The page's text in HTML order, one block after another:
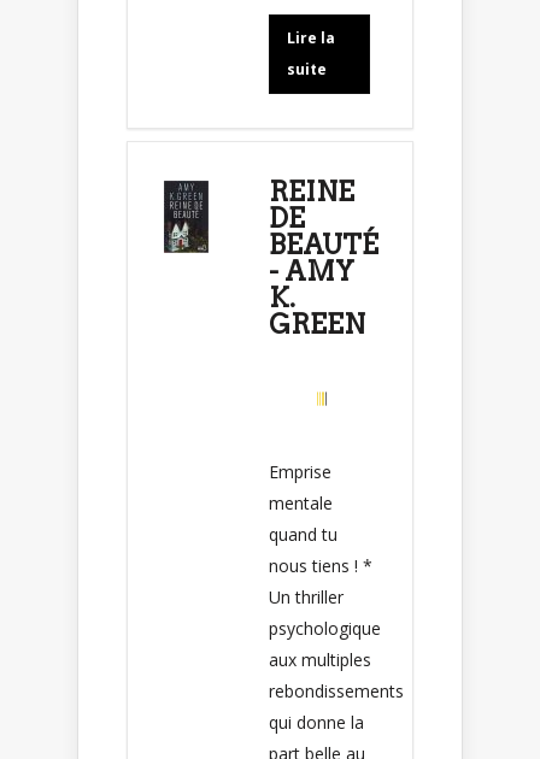
Lire la
suite
REINE
DE
BEAUTÉ
- AMY
K.
GREEN
Emprise
mentale
quand tu
nous tiens ! *
Un thriller
psychologique
aux multiples
rebondissements
qui donne la
part belle au